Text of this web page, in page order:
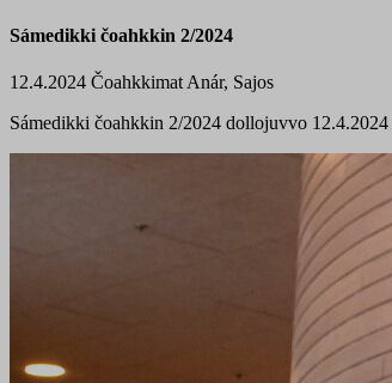
Sámedikki čoahkkin 2/2024
12.4.2024 Čoahkkimat Anár, Sajos
Sámedikki čoahkkin 2/2024 dollojuvvo